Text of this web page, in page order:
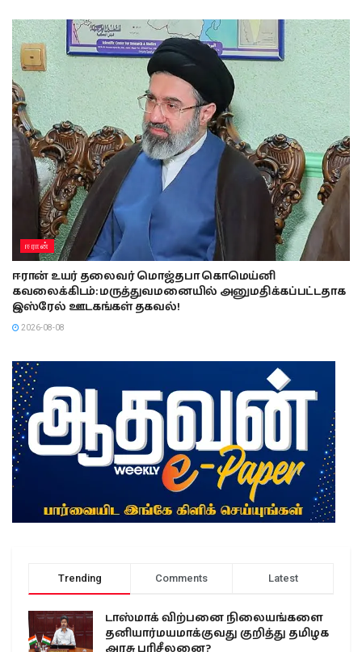
ஈரான்
ஈரான் உயர் தலைவர் மொஜ்தபா கொமெய்னி
கவலைக்கிடம்: மருத்துவமனையில் அனுமதிக்கப்பட்டதாக
இஸ்ரேல் ஊடகங்கள் தகவல்!
2026-08-08
Trending Comments Latest
டாஸ்மாக் விற்பனை நிலையங்களை
தனியார்மயமாக்குவது குறித்து தமிழக